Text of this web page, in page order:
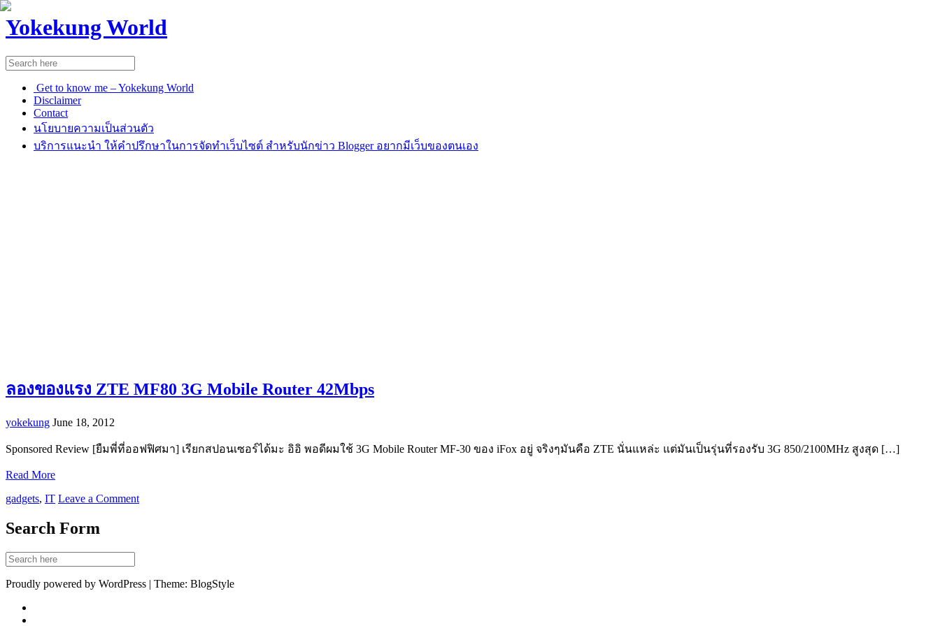
Yokekung World
Get to know me – Yokekung World
Disclaimer
Contact
นโยบายความเป็นส่วนตัว
บริการแนะนำ ให้คำปรึกษาในการจัดทำเว็บไซต์ สำหรับนักข่าว Blogger อยากมีเว็บของตนเอง
ลองของแรง ZTE MF80 3G Mobile Router 42Mbps
yokekung June 18, 2012
Sponsored Review [ยืมพี่ที่ออฟฟิศมา] เรียกสปอนเซอร์ได้มะ อิอิ พอดีผมใช้ 3G Mobile Router MF-30 ของ iFox อยู่ จริงๆมันคือ ZTE นั่นแหล่ะ แต่มันเป็นรุ่นที่รองรับ 3G 850/2100MHz สูงสุด […]
Read More
gadgets, IT Leave a Comment
Search Form
Proudly powered by WordPress | Theme: BlogStyle